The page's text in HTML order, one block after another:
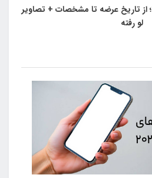
همه‌چیز درباره گلکسی S25؛ از تاریخ عرضه تا مشخصات + تصاویر
لو رفته